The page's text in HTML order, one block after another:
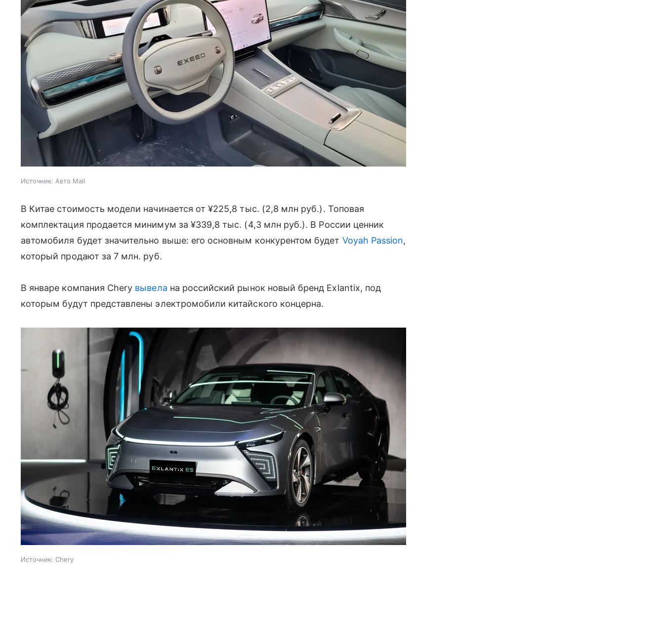
Источник: Авто Mail
В Китае стоимость модели начинается от ¥225,8 тыс. (2,8 млн руб.). Топовая
комплектация продается минимум за ¥339,8 тыс. (4,3 млн руб.). В России ценник
автомобиля будет значительно выше: его основным конкурентом будет Voyah Passion,
который продают за 7 млн. руб.
В январе компания Chery вывела на российский рынок новый бренд Exlantix, под
которым будут представлены электромобили китайского концерна.
Источник: Chery